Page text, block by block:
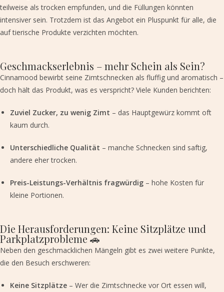
teilweise als trocken empfunden, und die Füllungen könnten
intensiver sein. Trotzdem ist das Angebot ein Pluspunkt für alle, die
auf tierische Produkte verzichten möchten.
Geschmackserlebnis – mehr Schein als Sein?
Cinnamood bewirbt seine Zimtschnecken als fluffig und aromatisch –
doch hält das Produkt, was es verspricht? Viele Kunden berichten:
Zuviel Zucker, zu wenig Zimt – das Hauptgewürz kommt oft
kaum durch.
Unterschiedliche Qualität – manche Schnecken sind saftig,
andere eher trocken.
Preis-Leistungs-Verhältnis fragwürdig – hohe Kosten für
kleine Portionen.
Die Herausforderungen: Keine Sitzplätze und
Parkplatzprobleme 🚗
Neben den geschmacklichen Mängeln gibt es zwei weitere Punkte,
die den Besuch erschweren:
Keine Sitzplätze – Wer die Zimtschnecke vor Ort essen will,